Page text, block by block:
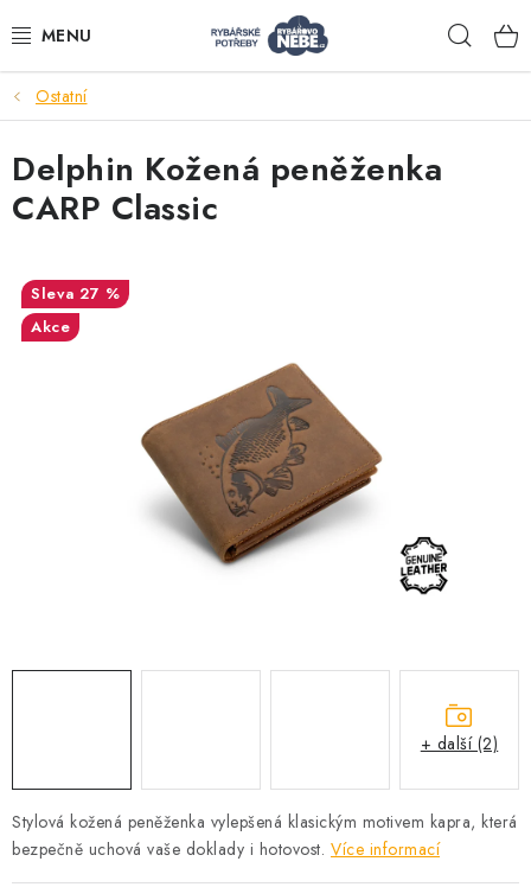
na
Akce
Navijáky
Bižuterie
Lov s lodí
Ostatní
Stylová kožená peněženka vylepšená klasickým motivem kapra, která
bezpečně uchová vaše doklady i hotovost. Více informací
Delphin Kožená peněženka
CARP Classic
27 %
Akce
+ další (2)